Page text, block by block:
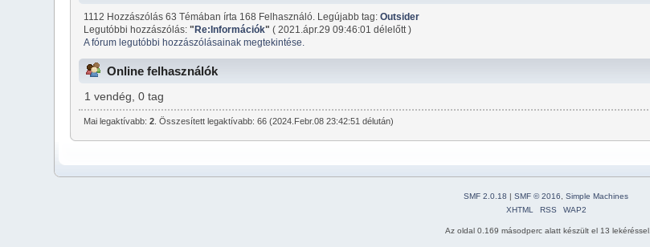
1112 Hozzászólás 63 Témában írta 168 Felhasználó. Legújabb tag:Outsider
Legutóbbi hozzászólás:"Re:Információk" ( 2021.ápr.29 09:46:01 délelőtt )
A fórum legutóbbi hozzászólásainak megtekintése.
Online felhasználók
1 vendég, 0 tag
Mai legaktívabb: 2. Összesített legaktívabb: 66 (2024.Febr.08 23:42:51 délután)
SMF 2.0.18 | SMF © 2016
Simple Machines
XHTML
RSS WAP2
Az oldal 0.169 másodperc alatt készült el 13 lekéréssel.